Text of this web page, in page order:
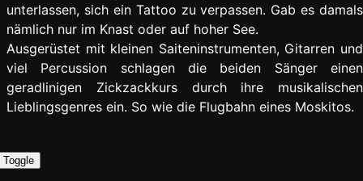
unterlassen, sich ein Tattoo zu verpassen. Gab es damals
nämlich nur im Knast oder auf hoher See.
Ausgerüstet mit kleinen Saiteninstrumenten, Gitarren und
viel Percussion schlagen die beiden Sänger einen
geradlinigen Zickzackkurs durch ihre musikalischen
Lieblingsgenres ein. So wie die Flugbahn eines Moskitos.